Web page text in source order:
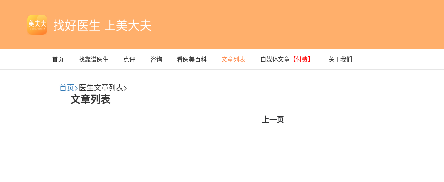
找好医生 上美大夫
首页 找靠谱医生 点评 咨询 看医美百科 文章列表 自媒体文章 【付费】 关于我们
首页>医生文章列表>
文章列表
上一页